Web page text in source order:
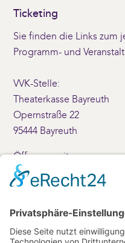
Ticketing
Sie finden die Links zum
Programm- und
VVK-Stelle:
Theaterkasse Bayreuth
Opernstraße 22
95444 Bayreuth
Öffnungszeiten:
Montag – Freitag: 10 – 17
Samstag: 10 – 14 Uhr